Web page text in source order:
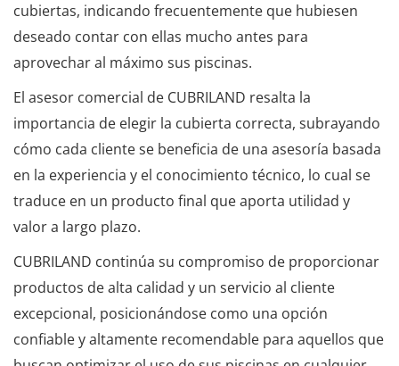
cubiertas, indicando frecuentemente que hubiesen
deseado contar con ellas mucho antes para
aprovechar al máximo sus piscinas.
El asesor comercial de CUBRILAND resalta la
importancia de elegir la cubierta correcta, subrayando
cómo cada cliente se beneficia de una asesoría basada
en la experiencia y el conocimiento técnico, lo cual se
traduce en un producto final que aporta utilidad y
valor a largo plazo.
CUBRILAND continúa su compromiso de proporcionar
productos de alta calidad y un servicio al cliente
excepcional, posicionándose como una opción
confiable y altamente recomendable para aquellos que